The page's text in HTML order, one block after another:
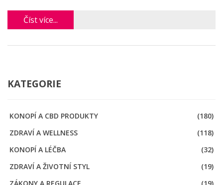
kouření CBD. Snažím se s vámi sdílet jen ty nejpřesnější a
nejobjektivnější informace.
Číst více...
KATEGORIE
KONOPÍ A CBD PRODUKTY
(180)
ZDRAVÍ A WELLNESS
(118)
KONOPÍ A LÉČBA
(32)
ZDRAVÍ A ŽIVOTNÍ STYL
(19)